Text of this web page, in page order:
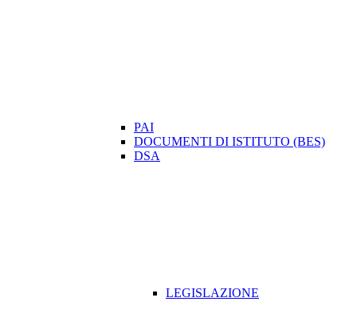
PAI
DOCUMENTI DI ISTITUTO (BES)
DSA
LEGISLAZIONE